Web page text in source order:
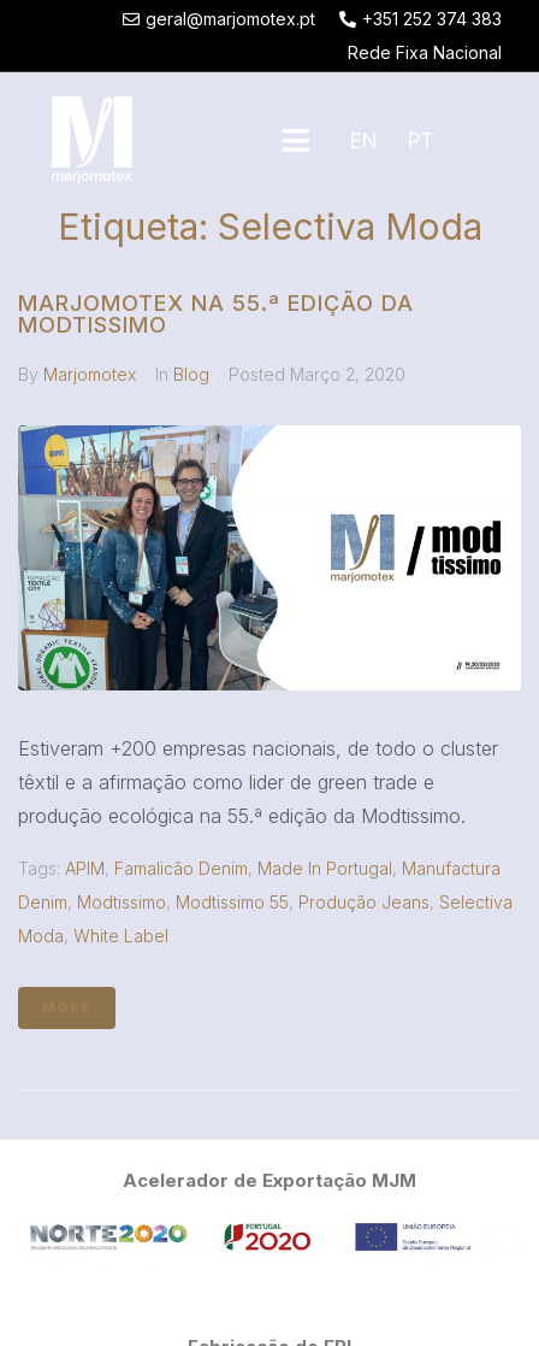
geral@marjomotex.pt
+351 252 374 383
Rede Fixa Nacional
EN PT
Etiqueta: Selectiva Moda
MARJOMOTEX NA 55.ª EDIÇÃO DA
MODTISSIMO
By Marjomotex In Blog Posted Março 2, 2020
Estiveram +200 empresas nacionais, de todo o cluster
têxtil e a afirmação como lider de green trade e
produção ecológica na 55.ª edição da Modtissimo.
Tags: APIM, Famalicão Denim, Made In Portugal, Manufactura
Denim, Modtissimo, Modtissimo 55, Produção Jeans, Selectiva
Moda, White Label
Acelerador de Exportação MJM